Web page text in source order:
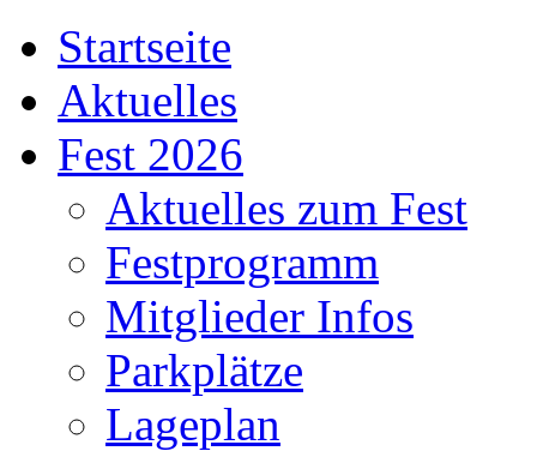
Startseite
Aktuelles
Fest 2026
Aktuelles zum Fest
Festprogramm
Mitglieder Infos
Parkplätze
Lageplan